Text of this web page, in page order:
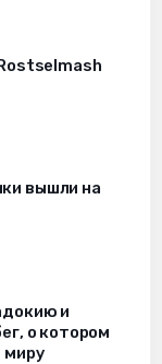
вышли на
и
о котором
миру